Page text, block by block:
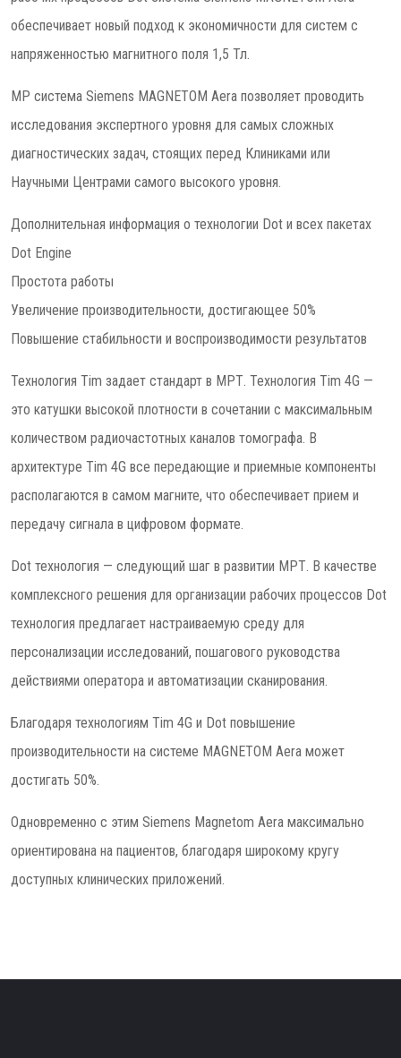
обеспечивает новый подход к экономичности для систем с
напряженностью магнитного поля 1,5 Тл.
МР система Siemens MAGNETOM Aera позволяет проводить
исследования экспертного уровня для самых сложных
диагностических задач, стоящих перед Клиниками или
Научными Центрами самого высокого уровня.
Дополнительная информация о технологии Dot и всех пакетах
Dot Engine
Простота работы
Увеличение производительности, достигающее 50%
Повышение стабильности и воспроизводимости результатов
Технология Tim задает стандарт в МРТ. Технология Tim 4G —
это катушки высокой плотности в сочетании с максимальным
количеством радиочастотных каналов томографа. В
архитектуре Tim 4G все передающие и приемные компоненты
располагаются в самом магните, что обеспечивает прием и
передачу сигнала в цифровом формате.
Dot технология — следующий шаг в развитии МРТ. В качестве
комплексного решения для организации рабочих процессов Dot
технология предлагает настраиваемую среду для
персонализации исследований, пошагового руководства
действиями оператора и автоматизации сканирования.
Благодаря технологиям Tim 4G и Dot повышение
производительности на системе MAGNETOM Aera может
достигать 50%.
Одновременно с этим Siemens Magnetom Aera максимально
ориентирована на пациентов, благодаря широкому кругу
доступных клинических приложений.